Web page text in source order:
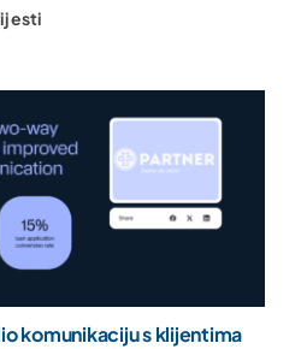
komunikaciju s klijentima